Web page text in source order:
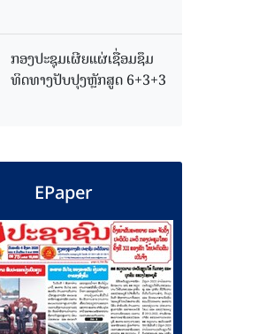
ກອງປະຊຸມເຜີຍແຜ່ເຊື່ອມຊຶມ
ທິດທາງປັບປຸງຫຼັກສູດ 6+3+3
EPaper